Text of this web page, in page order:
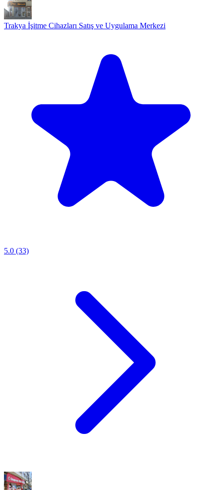
Trakya İşitme Cihazları Satış ve Uygulama Merkezi
5.0 (33)